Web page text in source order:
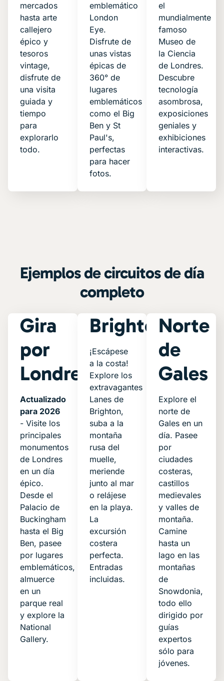
mercados
hasta arte
callejero
épico y
tesoros
vintage,
disfrute de
una visita
guiada y
tiempo
para
explorarlo
todo.
emblemático
London
Eye.
Disfrute de
unas vistas
épicas de
360° de
lugares
emblemáticos
como el Big
Ben y St
Paul's,
perfectas
para hacer
fotos.
el
mundialmente
famoso
Museo de
la Ciencia
de Londres.
Descubre
tecnología
asombrosa,
exposiciones
geniales y
exhibiciones
interactivas.
Ejemplos de circuitos de día
completo
Gira
por
Londres
Actualizado
para 2026
- Visite los
principales
monumentos
de Londres
en un día
épico.
Desde el
Palacio de
Buckingham
hasta el Big
Ben, pasee
por lugares
emblemáticos,
almuerce
en un
parque real
y explore la
National
Gallery.
Brighton
¡Escápese
a la costa!
Explore los
extravagantes
Lanes de
Brighton,
suba a la
montaña
rusa del
muelle,
meriende
junto al mar
o relájese
en la playa.
La
excursión
costera
perfecta.
Entradas
incluidas.
Norte
de
Gales
Explore el
norte de
Gales en un
día. Pasee
por
ciudades
costeras,
castillos
medievales
y valles de
montaña.
Camine
hasta un
lago en las
montañas
de
Snowdonia,
todo ello
dirigido por
guías
expertos
sólo para
jóvenes.